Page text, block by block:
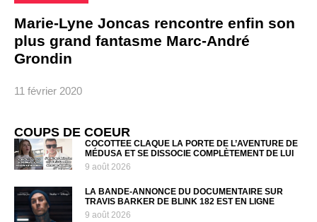
Marie-Lyne Joncas rencontre enfin son
plus grand fantasme Marc-André
Grondin
11 février 2020
COUPS DE COEUR
COCOTTEE CLAQUE LA PORTE DE L’AVENTURE DE
MÉDUSA ET SE DISSOCIE COMPLÈTEMENT DE LUI
9 août 2026
LA BANDE-ANNONCE DU DOCUMENTAIRE SUR
TRAVIS BARKER DE BLINK 182 EST EN LIGNE
9 août 2026